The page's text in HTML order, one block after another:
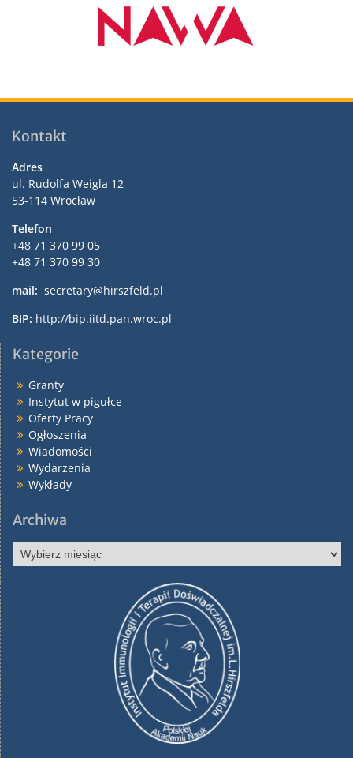
Kontakt
Adres
ul. Rudolfa Weigla 12
53-114 Wrocław
Telefon
+48 71 370 99 05
+48 71 370 99 30
mail: secretary@hirszfeld.pl
BIP: http://bip.iitd.pan.wroc.pl
Kategorie
Granty
Instytut w pigułce
Oferty Pracy
Ogłoszenia
Wiadomości
Wydarzenia
Wykłady
Archiwa
Archiwa